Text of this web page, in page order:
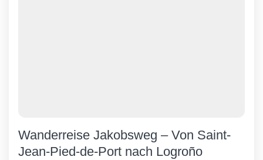
Wanderreise Jakobsweg – Von Saint-
Jean-Pied-de-Port nach Logroño